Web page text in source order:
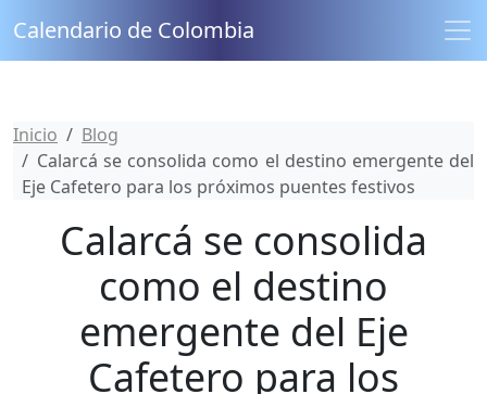
Calendario de Colombia
Inicio
Blog
Calarcá se consolida como el destino emergente del
Eje Cafetero para los próximos puentes festivos
Calarcá se consolida
como el destino
emergente del Eje
Cafetero para los